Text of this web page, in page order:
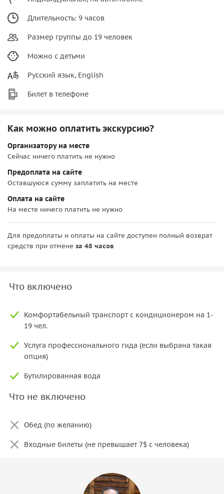
Длительность: 9 часов
Размер группы до 19 человек
Можно с детьми
Русский язык, English
Билет в телефоне
Как можно оплатить экскурсию?
Организатору на месте
Сейчас ничего платить не нужно
Предоплата на сайте
Оставшуюся сумму заплатить на месте
Оплата на сайте
На месте ничего платить не нужно
Для предоплаты и оплаты на сайте доступен полный возврат
средств при отмене за 48 часов
Что включено
Комфортабельный транспорт с кондиционером на 1-
19 чел.
Услуга профессионального гида (если выбрана такая
опция)
Бутилированная вода
Что не включено
Обед (по желанию)
Входные билеты (не превышает 7$ с человека)